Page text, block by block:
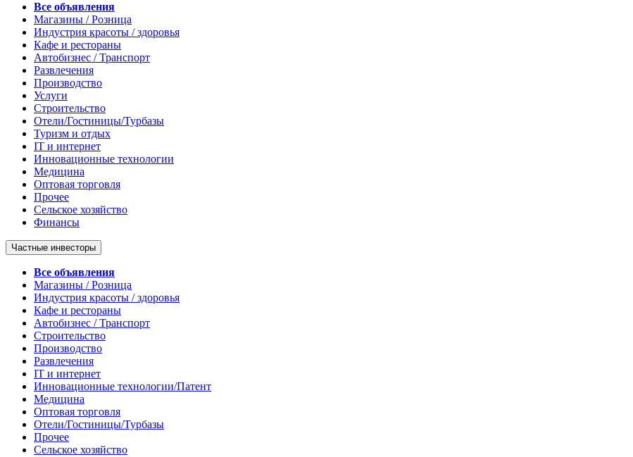
Все объявления
Магазины / Розница
Индустрия красоты / здоровья
Кафе и рестораны
Автобизнес / Транспорт
Развлечения
Производство
Услуги
Строительство
Отели/Гостиницы/Турбазы
Туризм и отдых
IT и интернет
Инновационные технологии
Медицина
Оптовая торговля
Прочее
Сельское хозяйство
Финансы
Частные инвесторы
Все объявления
Магазины / Розница
Индустрия красоты / здоровья
Кафе и рестораны
Автобизнес / Транспорт
Строительство
Производство
Развлечения
IT и интернет
Инновационные технологии/Патент
Медицина
Оптовая торговля
Отели/Гостиницы/Турбазы
Прочее
Сельское хозяйство